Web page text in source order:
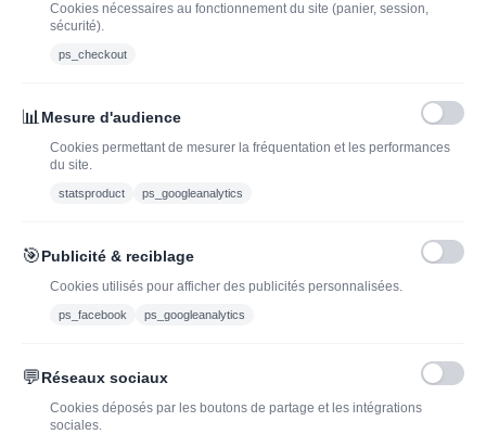
J'ADOPTEUNVIN
J'ai lu et j'accepte les conditions générales de vente
Offres du moment
bouteille de champagne,
Cookies nécessaires au fonctionnement du site (panier, session,
sécurité).
ps_checkout
📊 Mesure d'audience
Cookies permettant de mesurer la fréquentation et les performances
du site.
statsproduct ps_googleanalytics
🎯Publicité & reciblage
Cookies utilisés pour afficher des publicités personnalisées.
ps_facebook ps_googleanalytics
💬Réseaux sociaux
Cookies déposés par les boutons de partage et les intégrations
sociales.